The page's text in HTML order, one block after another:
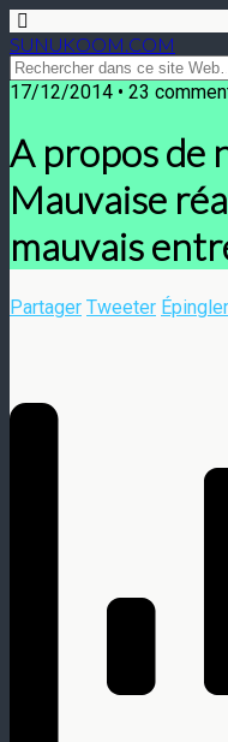
SUNUKOOM.COM
17/12/2014 • 23
A propos de
Mauvaise
mauvais
Partager Tweeter Épingler